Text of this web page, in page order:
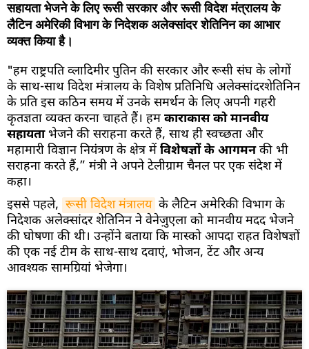
सहायता भेजने के लिए रूसी सरकार और रूसी विदेश मंत्रालय के
लैटिन अमेरिकी विभाग के निदेशक अलेक्सांदर शेतिनिन का आभार
व्यक्त किया है।
"हम राष्ट्रपति व्लादिमीर पुतिन की सरकार और रूसी संघ के लोगों
के साथ-साथ विदेश मंत्रालय के विशेष प्रतिनिधि अलेक्सांदरशेतिनिन
के प्रति इस कठिन समय में उनके समर्थन के लिए अपनी गहरी
कृतज्ञता व्यक्त करना चाहते हैं। हम काराकास को मानवीय
सहायता भेजने की सराहना करते हैं, साथ ही स्वच्छता और
महामारी विज्ञान नियंत्रण के क्षेत्र में विशेषज्ञों के आगमनकी भी
सराहना करते हैं,” मंत्री ने अपने टेलीग्राम चैनल पर एक संदेश में
कहा।
इससे पहले, रूसी विदेश मंत्रालय के लैटिन अमेरिकी विभाग के
निदेशक अलेक्सांदर शेतिनिन ने वेनेज़ुएला को मानवीय मदद भेजने
की घोषणा की थी। उन्होंने बताया कि मास्को आपदा राहत विशेषज्ञों
की एक नई टीम के साथ-साथ दवाएं, भोजन, टेंट और अन्य
आवश्यक सामग्रियां भेजेगा।